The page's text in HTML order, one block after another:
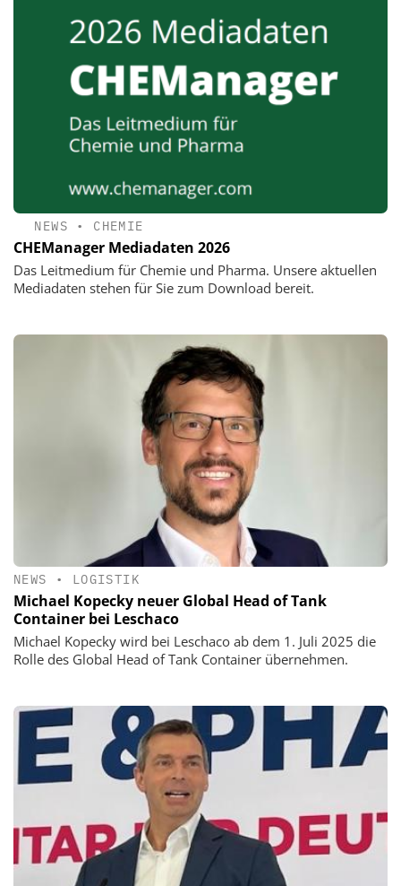
NEWS • CHEMIE
CHEManager Mediadaten 2026
Das Leitmedium für Chemie und Pharma. Unsere aktuellen
Mediadaten stehen für Sie zum Download bereit.
NEWS • LOGISTIK
Michael Kopecky neuer Global Head of Tank
Container bei Leschaco
Michael Kopecky wird bei Leschaco ab dem 1. Juli 2025 die
Rolle des Global Head of Tank Container übernehmen.